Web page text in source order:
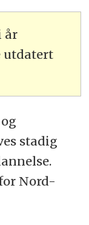
år
utdatert
stadig
Nord-